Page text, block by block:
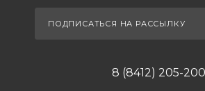
ПОДПИСАТЬСЯ НА РАССЫЛКУ
8 (8412) 205-200